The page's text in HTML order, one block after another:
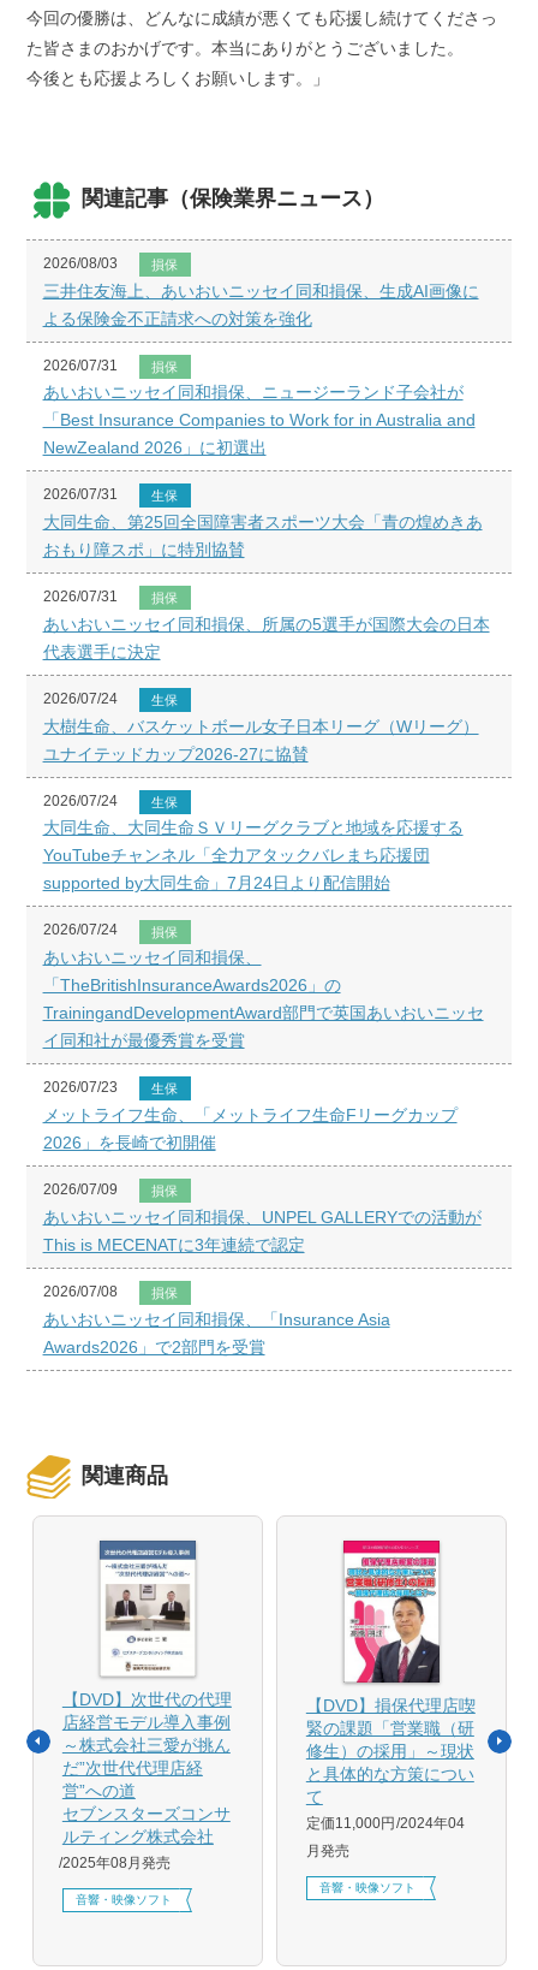
今回の優勝は、どんなに成績が悪くても応援し続けてくださっ
た皆さまのおかげです。本当にありがとうございました。
今後とも応援よろしくお願いします。」
関連記事（保険業界ニュース）
2026/08/03 損保
三井住友海上、あいおいニッセイ同和損保、生成AI画像に
よる保険金不正請求への対策を強化
2026/07/31 損保
あいおいニッセイ同和損保、ニュージーランド子会社が
「Best Insurance Companies to Work for in Australia and
NewZealand 2026」に初選出
2026/07/31 生保
大同生命、第25回全国障害者スポーツ大会「青の煌めきあ
おもり障スポ」に特別協賛
2026/07/31 損保
あいおいニッセイ同和損保、所属の5選手が国際大会の日本
代表選手に決定
2026/07/24 生保
大樹生命、バスケットボール女子日本リーグ（Wリーグ）
ユナイテッドカップ2026-27に協賛
2026/07/24 生保
大同生命、大同生命ＳＶリーグクラブと地域を応援する
YouTubeチャンネル「全力アタックバレまち応援団
supported by大同生命」7月24日より配信開始
2026/07/24 損保
あいおいニッセイ同和損保、
「TheBritishInsuranceAwards2026」の
TrainingandDevelopmentAward部門で英国あいおいニッセ
イ同和社が最優秀賞を受賞
2026/07/23 生保
メットライフ生命、「メットライフ生命Fリーグカップ
2026」を長崎で初開催
2026/07/09 損保
あいおいニッセイ同和損保、UNPEL GALLERYでの活動が
This is MECENATに3年連続で認定
2026/07/08 損保
あいおいニッセイ同和損保、「Insurance Asia
Awards2026」で2部門を受賞
関連商品
【DVD】次世代の代理
店経営モデル導入事例
～株式会社三愛が挑ん
だ”次世代代理店経
営”への道
セブンスターズコンサ
ルティング株式会社
2025年08月発売
音響・映像ソフト
【DVD】損保代理店喫
緊の課題「営業職（研
修生）の採用」～現状
と具体的な方策につい
て
定価11,000円 2024年04
月発売
音響・映像ソフト